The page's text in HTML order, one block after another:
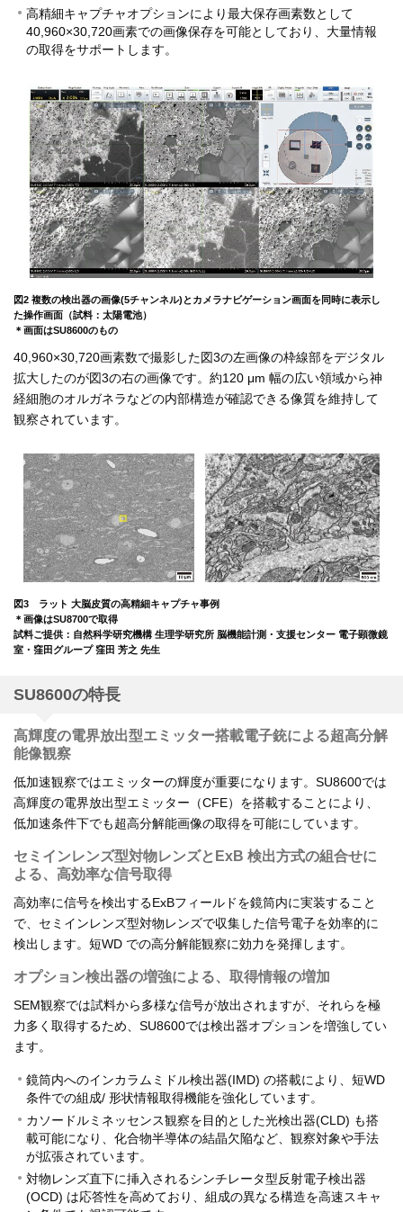
高精細キャプチャオプションにより最大保存画素数として
40,960×30,720画素での画像保存を可能としており、大量情報
の取得をサポートします。
図2 複数の検出器の画像(5チャンネル)とカメラナビゲーション画面を同時に表示し
た操作画面（試料：太陽電池）
＊画面はSU8600のもの
40,960×30,720画素数で撮影した図3の左画像の枠線部をデジタル
拡大したのが図3の右の画像です。約120 μm 幅の広い領域から神
経細胞のオルガネラなどの内部構造が確認できる像質を維持して
観察されています。
図3 ラット 大脳皮質の高精細キャプチャ事例
＊画像はSU8700で取得
試料ご提供：自然科学研究機構 生理学研究所 脳機能計測・支援センター 電子顕微鏡
室・窪田グループ 窪田 芳之 先生
SU8600の特長
高輝度の電界放出型エミッター搭載電子銃による超高分解
能像観察
低加速観察ではエミッターの輝度が重要になります。SU8600では
高輝度の電界放出型エミッター（CFE）を搭載することにより、
低加速条件下でも超高分解能画像の取得を可能にしています。
セミインレンズ型対物レンズとExB 検出方式の組合せに
よる、高効率な信号取得
高効率に信号を検出するExBフィールドを鏡筒内に実装すること
で、セミインレンズ型対物レンズで収集した信号電子を効率的に
検出します。短WD での高分解能観察に効力を発揮します。
オプション検出器の増強による、取得情報の増加
SEM観察では試料から多様な信号が放出されますが、それらを極
力多く取得するため、SU8600では検出器オプションを増強してい
ます。
鏡筒内へのインカラムミドル検出器(IMD) の搭載により、短WD
条件での組成/ 形状情報取得機能を強化しています。
カソードルミネッセンス観察を目的とした光検出器(CLD) も搭
載可能になり、化合物半導体の結晶欠陥など、観察対象や手法
が拡張されています。
対物レンズ直下に挿入されるシンチレータ型反射電子検出器
(OCD) は応答性を高めており、組成の異なる構造を高速スキャ